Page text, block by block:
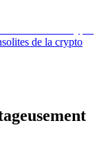
de la crypto